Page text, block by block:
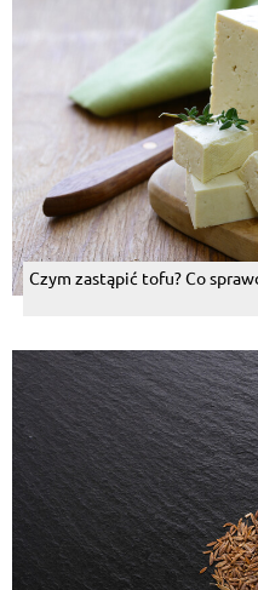
Czym zastąpić tofu? Co